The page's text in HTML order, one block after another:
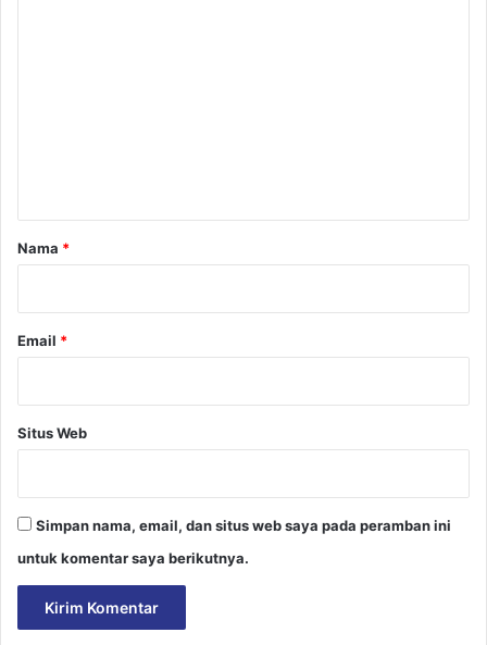
r
Nama *
Email *
Situs Web
Simpan nama, email, dan situs web saya pada peramban ini
untuk komentar saya berikutnya.